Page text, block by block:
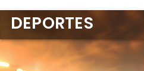
DEPORTES